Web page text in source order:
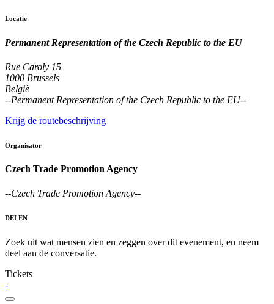
Locatie
Permanent Representation of the Czech Republic to the EU
Rue Caroly 15
1000 Brussels
België
--Permanent Representation of the Czech Republic to the EU--
Krijg de routebeschrijving
Organisator
Czech Trade Promotion Agency
--Czech Trade Promotion Agency--
DELEN
Zoek uit wat mensen zien en zeggen over dit evenement, en neem
deel aan de conversatie.
Tickets
-